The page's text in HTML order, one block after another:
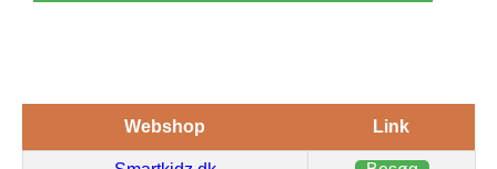
Webshop Link